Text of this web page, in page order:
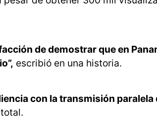
de demostrar que en
escribió en una historia.
con la transmisión paralela